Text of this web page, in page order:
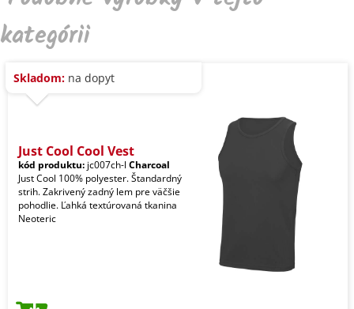
kategórii
Skladom: na dopyt
Just Cool Cool Vest
kód produktu: jc007ch-l Charcoal
Just Cool 100% polyester. Štandardný
strih. Zakrivený zadný lem pre väčšie
pohodlie. Ľahká textúrovaná tkanina
Neoteric